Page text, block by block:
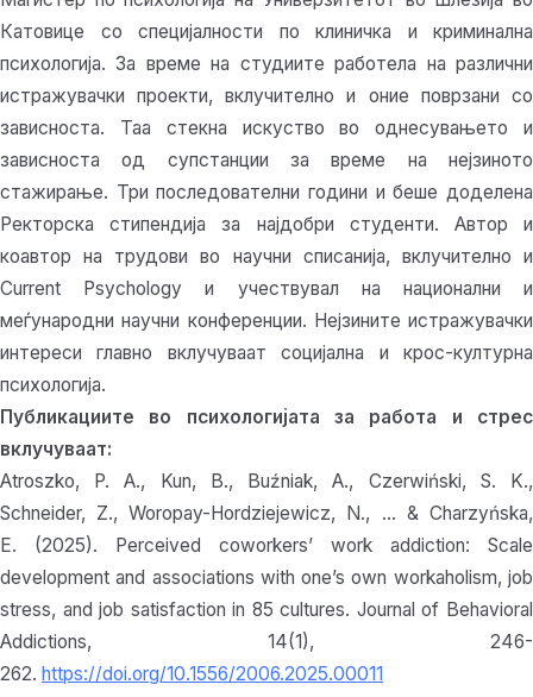
Катовице со специјалности по клиничка и криминална
психологија. За време на студиите работела на различни
истражувачки проекти, вклучително и оние поврзани со
зависноста. Таа стекна искуство во однесувањето и
зависноста од супстанции за време на нејзиното
стажирање. Три последователни години и беше доделена
Ректорска стипендија за најдобри студенти. Автор и
коавтор на трудови во научни списанија, вклучително и
Current Psychology и учествувал на национални и
меѓународни научни конференции. Нејзините истражувачки
интереси главно вклучуваат социјална и крос-културна
психологија.
Публикациите во психологијата за работа и стрес
вклучуваат:
Atroszko, P. A., Kun, B., Buźniak, A., Czerwiński, S. K.,
Schneider, Z., Woropay-Hordziejewicz, N., … & Charzyńska,
E. (2025). Perceived coworkers’ work addiction: Scale
development and associations with one’s own workaholism, job
stress, and job satisfaction in 85 cultures. Journal of Behavioral
Addictions, 14(1), 246-
262. https://doi.org/10.1556/2006.2025.00011